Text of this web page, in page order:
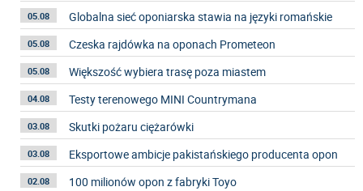
05.08 Globalna sieć oponiarska stawia na języki romańskie
05.08 Czeska rajdówka na oponach Prometeon
05.08 Większość wybiera trasę poza miastem
04.08 Testy terenowego MINI Countrymana
03.08 Skutki pożaru ciężarówki
03.08 Eksportowe ambicje pakistańskiego producenta opon
02.08 100 milionów opon z fabryki Toyo